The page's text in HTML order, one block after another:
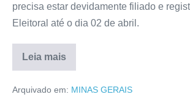
precisa estar devidamente filiado e
Eleitoral até o dia 02 de abril.
Leia mais
Arquivado em: MINAS GERAIS